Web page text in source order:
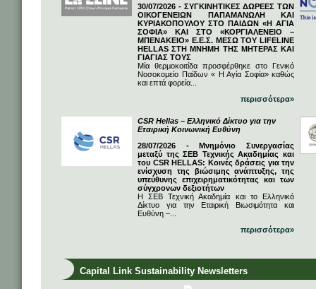
30/07/2026 - ΣΥΓΚΙΝΗΤΙΚΕΣ ΔΩΡΕΕΣ ΤΩΝ
ΟΙΚΟΓΕΝΕΙΩΝ ΠΑΠΑΜΑΝΩΛΗ ΚΑΙ
ΚΥΡΙΑΚΟΠΟΥΛΟΥ ΣΤΟ ΠΑΙΔΩΝ «Η ΑΓΙΑ
ΣΟΦΙΑ» ΚΑΙ ΣΤΟ «ΚΟΡΓΙΑΛΕΝΕΙΟ –
ΜΠΕΝΑΚΕΙΟ» Ε.Ε.Σ. ΜΕΣΩ ΤΟΥ LIFELINE
HELLAS ΣΤΗ ΜΝΗΜΗ ΤΗΣ ΜΗΤΕΡΑΣ ΚΑΙ
ΓΙΑΓΙΑΣ ΤΟΥΣ
Μία θερμοκοιτίδα προσφέρθηκε στο Γενικό
Νοσοκομείο Παίδων « Η Αγία Σοφία» καθώς
και επτά φορεία...
περισσότερα»
CSR Hellas – Ελληνικό Δίκτυο για την
Εταιρική Κοινωνική Ευθύνη
28/07/2026 - Μνημόνιο Συνεργασίας
μεταξύ της ΣΕΒ Τεχνικής Ακαδημίας και
του CSR HELLAS: Κοινές δράσεις για την
ενίσχυση της βιώσιμης ανάπτυξης, της
υπεύθυνης επιχειρηματικότητας και των
σύγχρονων δεξιοτήτων
Η ΣΕΒ Τεχνική Ακαδημία και το Ελληνικό
Δίκτυο για την Εταιρική Βιωσιμότητα και
Ευθύνη –...
περισσότερα»
Capital Link Sustainability Newsletters